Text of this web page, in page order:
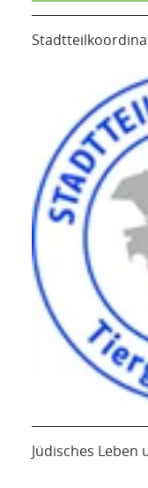
Jüdisches